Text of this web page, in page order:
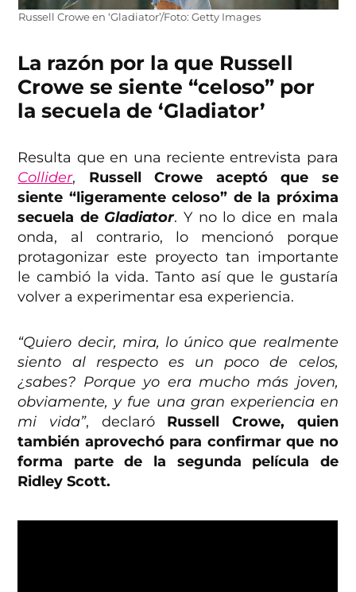
Russell Crowe en ‘Gladiator’/Foto: Getty Images
La razón por la que Russell
Crowe se siente “celoso” por
la secuela de ‘Gladiator’
Resulta que en una reciente entrevista para
Collider, Russell Crowe aceptó que se
siente “ligeramente celoso” de la próxima
secuela de Gladiator. Y no lo dice en mala
onda, al contrario, lo mencionó porque
protagonizar este proyecto tan importante
le cambió la vida. Tanto así que le gustaría
volver a experimentar esa experiencia.
“Quiero decir, mira, lo único que realmente
siento al respecto es un poco de celos,
¿sabes? Porque yo era mucho más joven,
obviamente, y fue una gran experiencia en
mi vida”, declaró Russell Crowe, quien
también aprovechó para confirmar que no
forma parte de la segunda película de
Ridley Scott.